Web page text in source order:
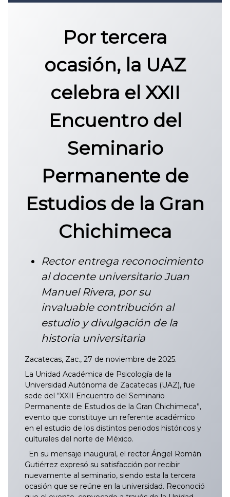
CONVOCATORIA DE INGRESO UAZ
Por tercera
ocasión, la UAZ
celebra el XXII
Encuentro del
Seminario
Permanente de
Estudios de la Gran
Chichimeca
Rector entrega reconocimiento
al docente universitario Juan
Manuel Rivera, por su
invaluable contribución al
estudio y divulgación de la
historia universitaria
Zacatecas, Zac., 27 de noviembre de 2025.
La Unidad Académica de Psicología de la
Universidad Autónoma de Zacatecas (UAZ), fue
sede del “XXII Encuentro del Seminario
Permanente de Estudios de la Gran Chichimeca”,
evento que constituye un referente académico
en el estudio de los distintos periodos históricos y
culturales del norte de México.
En su mensaje inaugural, el rector Ángel Román
Gutiérrez expresó su satisfacción por recibir
nuevamente al seminario, siendo esta la tercera
ocasión que se reúne en la universidad. Reconoció